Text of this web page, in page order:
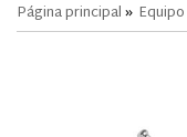
Página principal» Equipo